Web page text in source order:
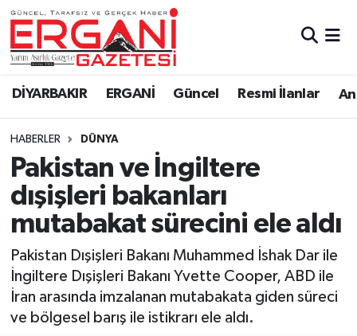
DİYARBAKIR ERGANİ Güncel Resmi İlanlar
HABERLER DÜNYA
Pakistan ve İngiltere
dışişleri bakanları
mutabakat sürecini ele aldı
Pakistan Dışişleri Bakanı Muhammed İshak Dar ile
İngiltere Dışişleri Bakanı Yvette Cooper, ABD ile
İran arasında imzalanan mutabakata giden süreci
ve bölgesel barış ile istikrarı ele aldı.
DİYARBAKIR
BİSMİL
BAĞLAR
ERGANİ
Güncel
Eği̇ti̇m
Resmi İlanlar
Sağlık
Si̇yaset
Ergani Nöbetçi Eczaneler
Ergani Hava Durumu
Ergani Trafik Yoğunluk Haritası
Süper Lig Puan Durumu ve Fikstür
Tüm Manşetler
Son Dakika Haberleri
Haber Arşivi